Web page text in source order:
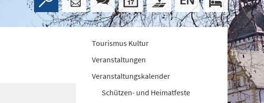
Tourismus Kultur
Veranstaltungen
Veranstaltungskalender
Schützen- und Heimatfeste